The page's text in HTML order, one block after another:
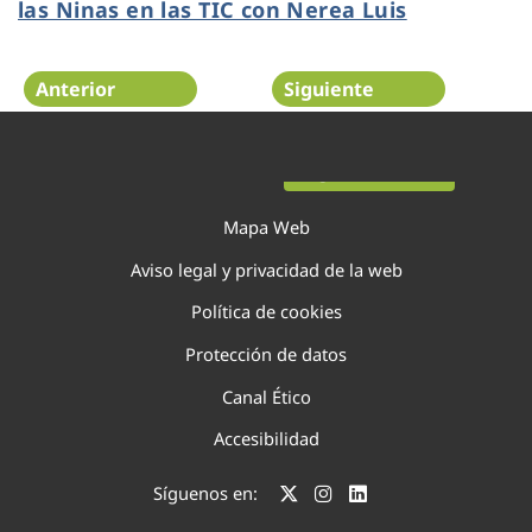
las Ninas en las TIC con Nerea Luis
Anterior Siguiente
Mapa Web
Aviso legal y privacidad de la web
Política de cookies
Protección de datos
Canal Ético
Accesibilidad
Síguenos en: